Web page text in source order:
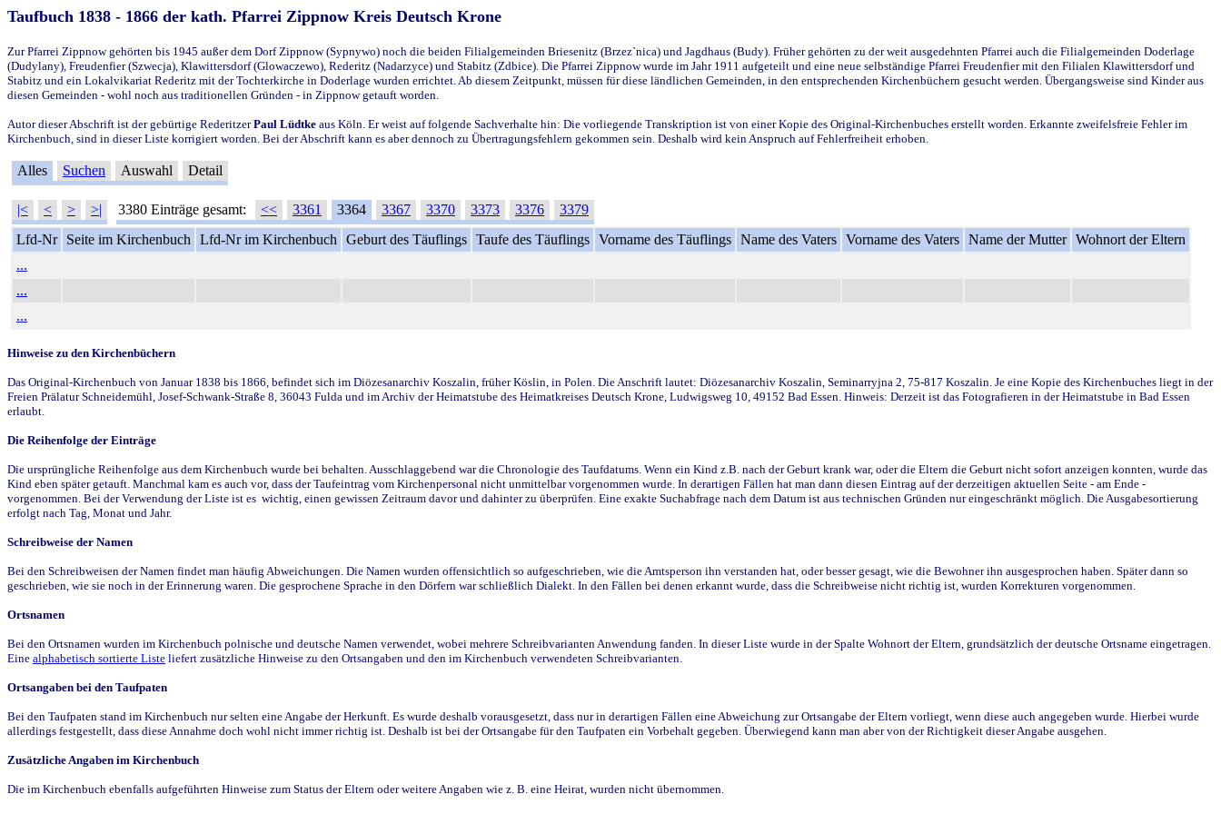
Taufbuch 1838 - 1866 der kath. Pfarrei Zippnow Kreis Deutsch Krone
Zur Pfarrei Zippnow gehörten bis 1945 außer dem Dorf Zippnow (Sypnywo) noch die beiden Filialgemeinden Briesenitz (Brzez`nica) und Jagdhaus (Budy). Früher gehörten zu der weit ausgedehnten Pfarrei auch die Filialgemeinden Doderlage
(Dudylany), Freudenfier (Szwecja), Klawittersdorf (Glowaczewo), Rederitz (Nadarzyce) und Stabitz (Zdbice). Die Pfarrei Zippnow wurde im Jahr 1911 aufgeteilt und eine neue selbständige Pfarrei Freudenfier mit den Filialen Klawittersdorf und
Stabitz und ein Lokalvikariat Rederitz mit der Tochterkirche in Doderlage wurden errichtet. Ab diesem Zeitpunkt, müssen für diese ländlichen Gemeinden, in den entsprechenden Kirchenbüchern gesucht werden. Übergangsweise sind Kinder aus
diesen Gemeinden - wohl noch aus traditionellen Gründen - in Zippnow getauft worden.
Autor dieser Abschrift ist der gebürtige RederitzerPaul Lüdtke aus Köln. Er weist auf folgende Sachverhalte hin: Die vorliegende Transkription ist von einer Kopie des Original-Kirchenbuches erstellt worden. Erkannte zweifelsfreie Fehler im
Kirchenbuch, sind in dieser Liste korrigiert worden. Bei der Abschrift kann es aber dennoch zu Übertragungsfehlern gekommen sein. Deshalb wird kein Anspruch auf Fehlerfreiheit erhoben.
Alles Suchen Auswahl Detail
|< < > >| 3380 Einträge gesamt: << 3361 3364 3367 3370 3373 3376
3379
Lfd-Nr
Seite im Kirchenbuch Lfd-Nr im Kirchenbuch Geburt des Täuflings Taufe des Täuflings Vorname des Täuflings Name des Vaters Vorname des Vaters Name der Mutter Wohnort der Eltern
...
...
...
Hinweise zu den Kirchenbüchern
Das Original-Kirchenbuch von Januar 1838 bis 1866, befindet sich im Diözesanarchiv Koszalin, früher Köslin, in Polen. Die Anschrift lautet: Diözesanarchiv Koszalin, Seminarryjna 2, 75-817 Koszalin. Je eine Kopie des Kirchenbuches liegt in der
Freien Prälatur Schneidemühl, Josef-Schwank-Straße 8, 36043 Fulda und im Archiv der Heimatstube des Heimatkreises Deutsch Krone, Ludwigsweg 10, 49152 Bad Essen. Hinweis: Derzeit ist das Fotografieren in der Heimatstube in Bad Essen
erlaubt.
Die Reihenfolge der Einträge
Die ursprüngliche Reihenfolge aus dem Kirchenbuch wurde bei behalten. Ausschlaggebend war die Chronologie des Taufdatums. Wenn ein Kind z.B. nach der Geburt krank war, oder die Eltern die Geburt nicht sofort anzeigen konnten, wurde das
Kind eben später getauft. Manchmal kam es auch vor, dass der Taufeintrag vom Kirchenpersonal nicht unmittelbar vorgenommen wurde. In derartigen Fällen hat man dann diesen Eintrag auf der derzeitigen aktuellen Seite - am Ende -
vorgenommen. Bei der Verwendung der Liste ist es wichtig, einen gewissen Zeitraum davor und dahinter zu überprüfen. Eine exakte Suchabfrage nach dem Datum ist aus technischen Gründen nur eingeschränkt möglich. Die Ausgabesortierung
erfolgt nach Tag, Monat und Jahr.
Schreibweise der Namen
Bei den Schreibweisen der Namen findet man häufig Abweichungen. Die Namen wurden offensichtlich so aufgeschrieben, wie die Amtsperson ihn verstanden hat, oder besser gesagt, wie die Bewohner ihn ausgesprochen haben. Später dann so
geschrieben, wie sie noch in der Erinnerung waren. Die gesprochene Sprache in den Dörfern war schließlich Dialekt. In den Fällen bei denen erkannt wurde, dass die Schreibweise nicht richtig ist, wurden Korrekturen vorgenommen.
Ortsnamen
Bei den Ortsnamen wurden im Kirchenbuch polnische und deutsche Namen verwendet, wobei mehrere Schreibvarianten Anwendung fanden. In dieser Liste wurde in der Spalte Wohnort der Eltern, grundsätzlich der deutsche Ortsname eingetragen.
Eine alphabetisch sortierte Liste liefert zusätzliche Hinweise zu den Ortsangaben und den im Kirchenbuch verwendeten Schreibvarianten.
Ortsangaben bei den Taufpaten
Bei den Taufpaten stand im Kirchenbuch nur selten eine Angabe der Herkunft. Es wurde deshalb vorausgesetzt, dass nur in derartigen Fällen eine Abweichung zur Ortsangabe der Eltern vorliegt, wenn diese auch angegeben wurde. Hierbei wurde
allerdings festgestellt, dass diese Annahme doch wohl nicht immer richtig ist. Deshalb ist bei der Ortsangabe für den Taufpaten ein Vorbehalt gegeben. Überwiegend kann man aber von der Richtigkeit dieser Angabe ausgehen.
Zusätzliche Angaben im Kirchenbuch
Die im Kirchenbuch ebenfalls aufgeführten Hinweise zum Status der Eltern oder weitere Angaben wie z. B. eine Heirat, wurden nicht übernommen.